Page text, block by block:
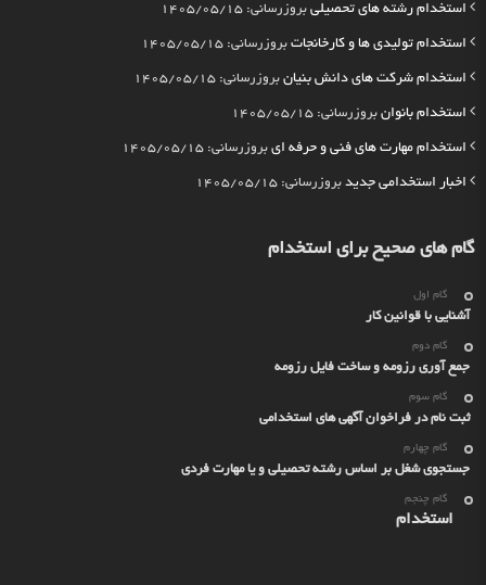
استخدام رشته های تحصیلی بروزرسانی: 1405/05/15
استخدام تولیدی ها و کارخانجات بروزرسانی: 1405/05/15
استخدام شرکت های دانش بنیان بروزرسانی: 1405/05/15
استخدام بانوان بروزرسانی: 1405/05/15
استخدام مهارت های فنی و حرفه ای بروزرسانی: 1405/05/15
اخبار استخدامی جدید بروزرسانی: 1405/05/15
گام های صحیح برای استخدام
گام اول
آشنایی با قوانین کار
گام دوم
جمع آوری رزومه و ساخت فایل رزومه
گام سوم
ثبت نام در فراخوان آگهی های استخدامی
گام چهارم
جستجوی شغل بر اساس رشته تحصیلی و یا مهارت فردی
گام چنجم
استخدام